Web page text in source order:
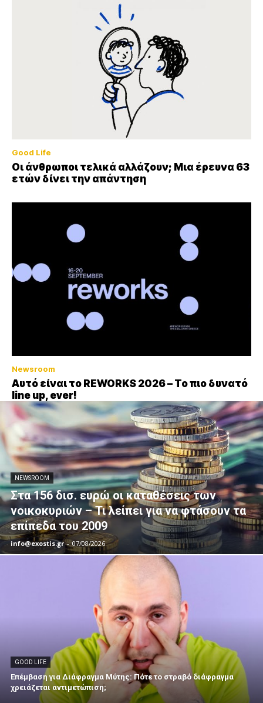
Good Life
Οι άνθρωποι τελικά αλλάζουν; Μια έρευνα 63
ετών δίνει την απάντηση
Newsroom
Αυτό είναι το REWORKS 2026 – Το πιο δυνατό
line up, ever!
NEWSROOM
Στα 156 δισ. ευρώ οι καταθέσεις των
νοικοκυριών – Τι λείπει για να φτάσουν τα
επίπεδα του 2009
info@exostis.gr - 07/08/2026
GOOD LIFE
Επέμβαση για Διάφραγμα Μύτης: Πότε το στραβό διάφραγμα
χρειάζεται αντιμετώπιση;